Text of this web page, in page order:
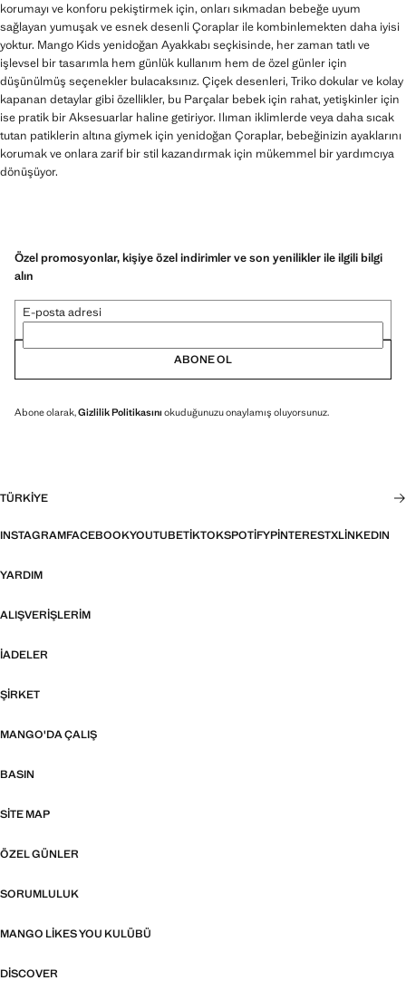
korumayı ve konforu pekiştirmek için, onları sıkmadan bebeğe uyum
sağlayan yumuşak ve esnek desenli Çoraplar ile kombinlemekten daha iyisi
yoktur. Mango Kids yenidoğan Ayakkabı seçkisinde, her zaman tatlı ve
işlevsel bir tasarımla hem günlük kullanım hem de özel günler için
düşünülmüş seçenekler bulacaksınız. Çiçek desenleri, Triko dokular ve kolay
kapanan detaylar gibi özellikler, bu Parçalar bebek için rahat, yetişkinler için
ise pratik bir Aksesuarlar haline getiriyor. Ilıman iklimlerde veya daha sıcak
tutan patiklerin altına giymek için yenidoğan Çoraplar, bebeğinizin ayaklarını
korumak ve onlara zarif bir stil kazandırmak için mükemmel bir yardımcıya
dönüşüyor.
Özel promosyonlar, kişiye özel indirimler ve son yenilikler ile ilgili bilgi
alın
E-posta adresi
ABONE OL
Abone olarak,Gizlilik Politikasını okuduğunuzu onaylamış oluyorsunuz.
TÜRKIYE
INSTAGRAMFACEBOOKYOUTUBETIKTOKSPOTIFYPINTERESTXLINKEDIN
YARDIM
ALIŞVERIŞLERIM
İADELER
ŞIRKET
MANGO'DA ÇALIŞ
BASIN
SITE MAP
ÖZEL GÜNLER
SORUMLULUK
MANGO LIKES YOU KULÜBÜ
DISCOVER